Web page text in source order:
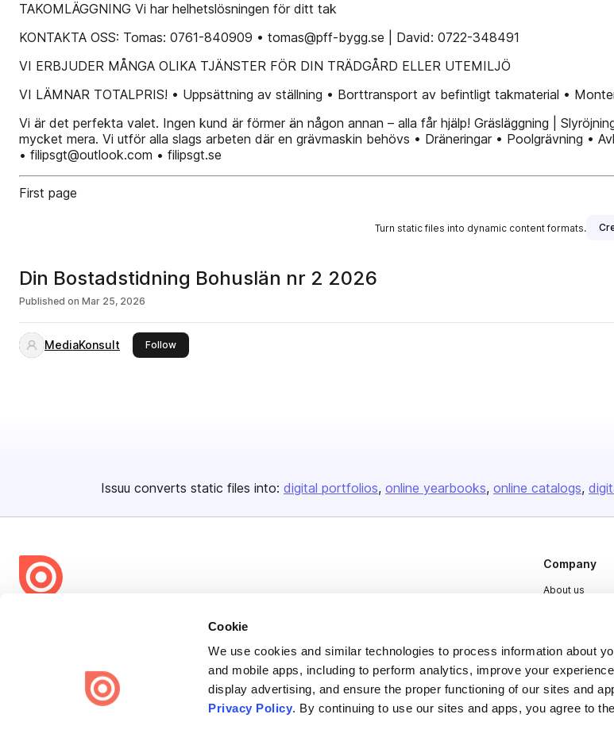
Cookie
We use cookies and similar technologies to process information about
and mobile apps, including to perform analytics, improve your
display advertising, and ensure the proper functioning of our sites and
Privacy Policy. By continuing to use our sites and apps, you agree to
TAKOMLÄGGNING Vi har helhetslösningen för ditt tak
KONTAKTA OSS: Tomas: 0761-840909 • tomas@pff-bygg.se | David: 0722-348491
VI ERBJUDER MÅNGA OLIKA TJÄNSTER FÖR DIN TRÄDGÅRD ELLER UTEMILJÖ
VI LÄMNAR TOTALPRIS! • Uppsättning av ställning • Borttransport av befintligt takmaterial •
Vi är det perfekta valet. Ingen kund är förmer än någon annan – alla får hjälp! Gräsläggning |
mycket mera. Vi utför alla slags arbeten där en grävmaskin behövs • Dräneringar • Poolgrävning •
• filipsgt@outlook.com • filipsgt.se
First page
Turn static files into dynamic content formats.
Din Bostadstidning Bohuslän nr 2 2026
Published on Mar 25, 2026
MediaKonsult Followthis publisher
Issuu converts static files into: digital portfolios online yearbooks online catalogs
share everywhere.
Issuu turns PDFs and other files into interactive flipbooks and
engaging content for every channel.
Company
About us
Press
Contact